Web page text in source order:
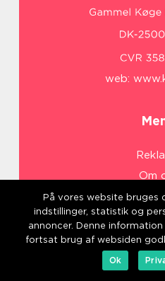
web:
Om
På vores website bruges
indstillinger, statistik og
annoncer. Denne
fortsat brug af websiden
Ok